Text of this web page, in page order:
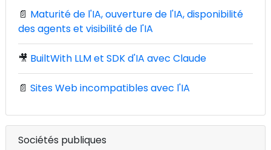
📄 Maturité de l'IA, ouverture de l'IA, disponibilité
des agents et visibilité de l'IA
🎥 BuiltWith LLM et SDK d'IA avec Claude
📄 Sites Web incompatibles avec l'IA
Sociétés publiques